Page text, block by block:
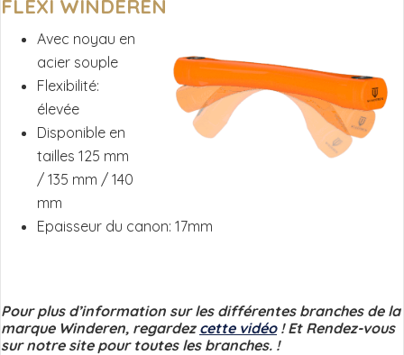
FLEXI WINDEREN
Avec noyau en
acier souple
Flexibilité:
élevée
Disponible en
tailles 125 mm
/ 135 mm / 140
mm
Epaisseur du canon: 17mm
Pour plus d’information sur les différentes branches de la
marque Winderen, regardez cette vidéo! Et Rendez-vous
sur notre site pour toutes les branches. !